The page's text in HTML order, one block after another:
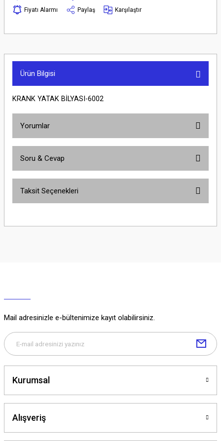
Fiyatı Alarmı
Paylaş Karşılaştır
Ürün Bilgisi
KRANK YATAK BİLYASI-6002
Yorumlar
Soru & Cevap
Soru Sor
Taksit Seçenekleri
Mail adresinizle e-bültenimize kayıt olabilirsiniz.
Kurumsal
Alışveriş